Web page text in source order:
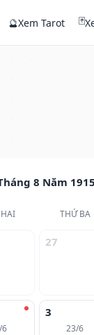
🔮Xem Tarot 🃏
8 Năm 1915
THỨ BA
27
6
3
23/6